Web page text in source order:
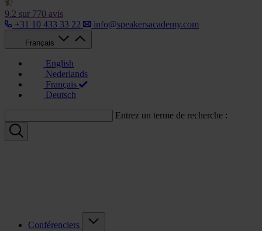
9.2 sur 770 avis
+31 10 433 33 22
info@speakersacademy.com
Français
English
Nederlands
Français
Deutsch
Entrez un terme de recherche :
Conférenciers